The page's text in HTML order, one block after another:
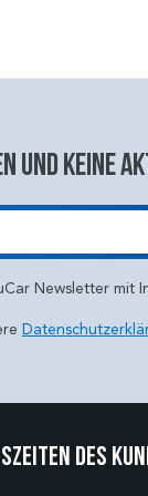
und keine
Newsletter
des